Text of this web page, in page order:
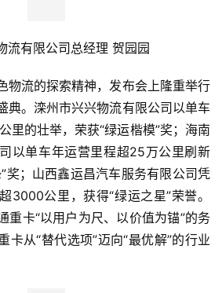
流有限公司总经理 贺园园
物流的探索精神，发布会上隆重举行
典。滦州市兴兴物流有限公司以单车
里的壮举，荣获“绿运楷模”奖；海南
以单车年运营里程超25万公里刷新
奖；山西鑫运昌汽车服务有限公司凭
3000公里，获得“绿运之星”荣誉。
重卡“以用户为尺、以价值为锚”的务
卡从“替代选项”迈向“最优解”的行业